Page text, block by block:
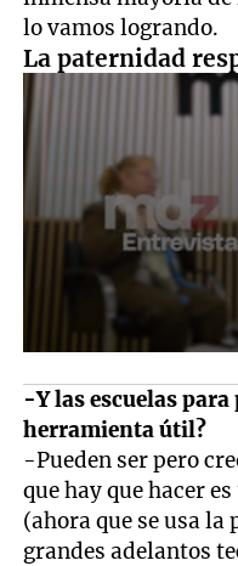
lo vamos logrando.
La paternidad
-Y las escuelas
herramienta útil?
-Pueden ser pero
que hay que hacer
(ahora que se usa
grandes adelantos